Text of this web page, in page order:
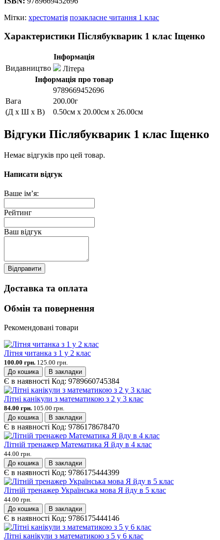
Мітки: хрестоматія позакласне читання 1 клас
Характеристики Післябукварик 1 клас Іщенко
Інформація
Видавництво
Літера
Інформація про товар
9789669452696
Вага
200.00г
(Д x Ш x В)
0.50см x 20.00см x 26.00см
Відгуки Післябукварик 1 клас Іщенко
Немає відгуків про цей товар.
Написати відгук
Ваше ім’я:
Рейтинг
Ваш відгук
Відправити
Доставка та оплата
Обмін та повернення
Рекомендовані товари
Літня читанка з 1 у 2 клас
100.00 грн. 125.00 грн.
До кошика
В закладки
Є в наявності Код: 9789660745384
Літні канікули з математикою з 2 у 3 клас
84.00 грн. 105.00 грн.
До кошика
В закладки
Є в наявності Код: 9786178678470
Літній тренажер Математика Я йду в 4 клас
44.00 грн.
До кошика
В закладки
Є в наявності Код: 9786175444399
Літній тренажер Українська мова Я йду в 5 клас
44.00 грн.
До кошика
В закладки
Є в наявності Код: 9786175444146
Літні канікули з математикою з 5 у 6 клас